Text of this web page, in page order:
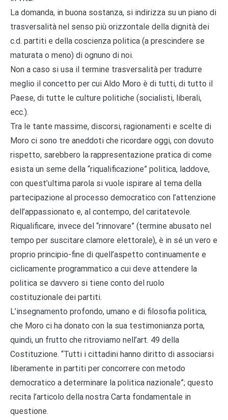
La domanda, in buona sostanza, si indirizza su un piano di
trasversalità nel senso più orizzontale della dignità dei
c.d. partiti e della coscienza politica (a prescindere se
maturata o meno) di ognuno di noi.
Non a caso si usa il termine trasversalità per tradurre
meglio il concetto per cui Aldo Moro è di tutti, di tutto il
Paese, di tutte le culture politiche (socialisti, liberali,
ecc.).
Tra le tante massime, discorsi, ragionamenti e scelte di
Moro ci sono tre aneddoti che ricordare oggi, con dovuto
rispetto, sarebbero la rappresentazione pratica di come
esista un seme della “riqualificazione” politica, laddove,
con quest’ultima parola si vuole ispirare al tema della
partecipazione al processo democratico con l’attenzione
dell’appassionato e, al contempo, del caritatevole.
Riqualificare, invece del “rinnovare” (termine abusato nel
tempo per suscitare clamore elettorale), è in sé un vero e
proprio principio-fine di quell’aspetto continuamente e
ciclicamente programmatico a cui deve attendere la
politica se davvero si tiene conto del ruolo
costituzionale dei partiti.
L’insegnamento profondo, umano e di filosofia politica,
che Moro ci ha donato con la sua testimonianza porta,
quindi, un frutto che ritroviamo nell’art. 49 della
Costituzione. “Tutti i cittadini hanno diritto di associarsi
liberamente in partiti per concorrere con metodo
democratico a determinare la politica nazionale”; questo
recita l’articolo della nostra Carta fondamentale in
questione.